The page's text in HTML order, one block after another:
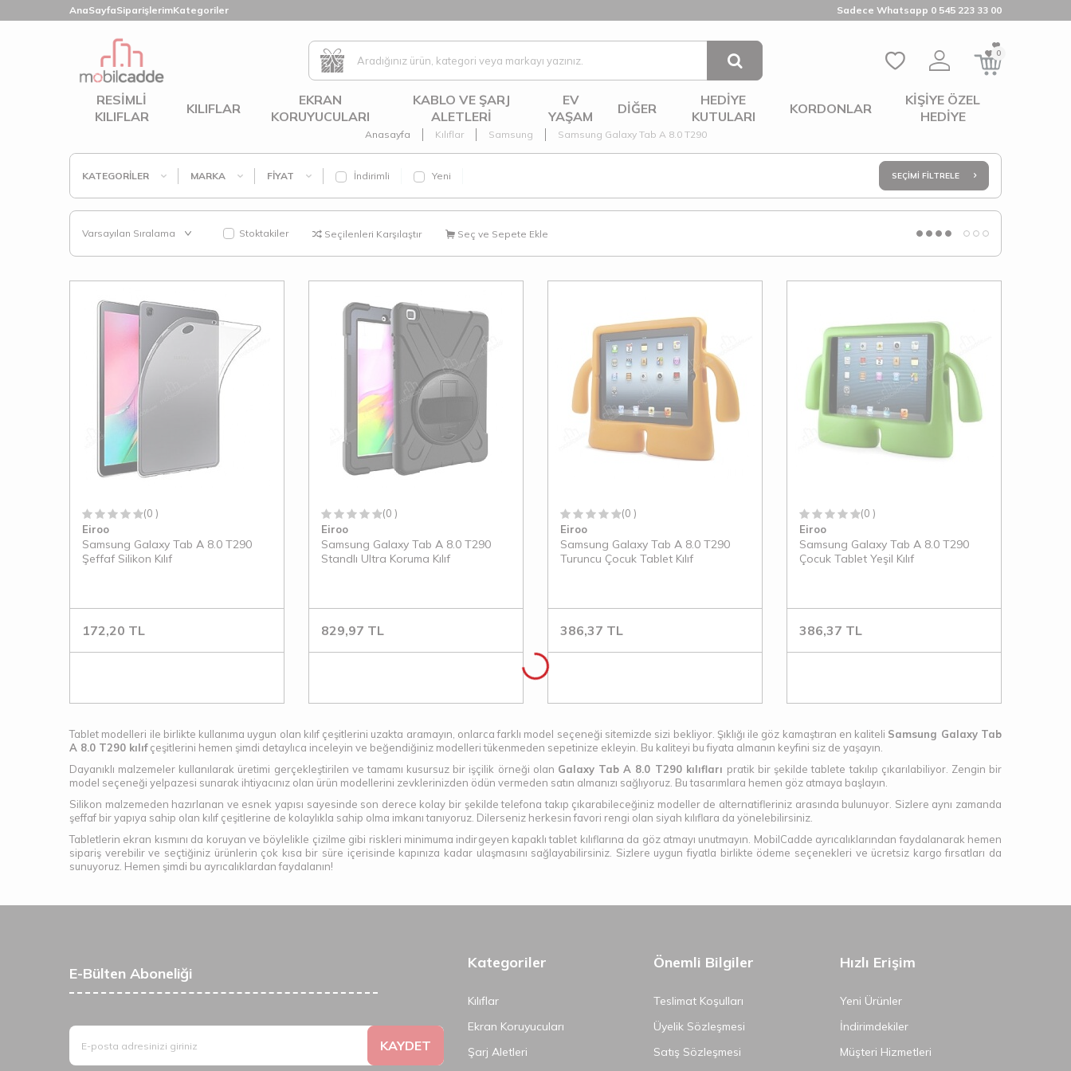
AnaSayfaSiparişlerimKategoriler Sadece Whatsapp 0 545 223 33 00
0
RESIMLI
KILIFLAR
KILIFLAR
EKRAN
KORUYUCULARI
KABLO VE ŞARJ
ALETLERI
EV
YAŞAM
DIĞER
HEDIYE
KUTULARI
KORDONLAR
KIŞIYE ÖZEL
HEDIYE
Anasayfa Kılıflar Samsung Samsung Galaxy Tab A 8.0 T290
KATEGORILER MARKA FIYAT İndirimli Yeni SEÇIMI FILTRELE
Stoktakiler Seçilenleri Karşılaştır Seç ve Sepete Ekle
(0 )
Eiroo
Samsung Galaxy Tab A 8.0 T290
Şeffaf Silikon Kılıf
172,20 TL
(0 )
Eiroo
Samsung Galaxy Tab A 8.0 T290
Standlı Ultra Koruma Kılıf
829,97 TL
(0 )
Eiroo
Samsung Galaxy Tab A 8.0 T290
Turuncu Çocuk Tablet Kılıf
386,37 TL
(0 )
Eiroo
Samsung Galaxy Tab A 8.0 T290
Çocuk Tablet Yeşil Kılıf
386,37 TL
Tablet modelleri ile birlikte kullanıma uygun olan kılıf çeşitlerini uzakta aramayın, onlarca farklı model seçeneği sitemizde sizi bekliyor. Şıklığı ile göz kamaştıran en kaliteli Samsung Galaxy Tab
A 8.0 T290 kılıfçeşitlerini hemen şimdi detaylıca inceleyin ve beğendiğiniz modelleri tükenmeden sepetinize ekleyin. Bu kaliteyi bu fiyata almanın keyfini siz de yaşayın.
Dayanıklı malzemeler kullanılarak üretimi gerçekleştirilen ve tamamı kusursuz bir işçilik örneği olan Galaxy Tab A 8.0 T290 kılıfları pratik bir şekilde tablete takılıp çıkarılabiliyor. Zengin bir
model seçeneği yelpazesi sunarak ihtiyacınız olan ürün modellerini zevklerinizden ödün vermeden satın almanızı sağlıyoruz. Bu tasarımlara hemen göz atmaya başlayın.
Silikon malzemeden hazırlanan ve esnek yapısı sayesinde son derece kolay bir şekilde telefona takıp çıkarabileceğiniz modeller de alternatifleriniz arasında bulunuyor. Sizlere aynı zamanda
şeffaf bir yapıya sahip olan kılıf çeşitlerine de kolaylıkla sahip olma imkanı tanıyoruz. Dilerseniz herkesin favori rengi olan siyah kılıflara da yönelebilirsiniz.
Tabletlerin ekran kısmını da koruyan ve böylelikle çizilme gibi riskleri minimuma indirgeyen kapaklı tablet kılıflarına da göz atmayı unutmayın. MobilCadde ayrıcalıklarından faydalanarak hemen
sipariş verebilir ve seçtiğiniz ürünlerin çok kısa bir süre içerisinde kapınıza kadar ulaşmasını sağlayabilirsiniz. Sizlere uygun fiyatla birlikte ödeme seçenekleri ve ücretsiz kargo fırsatları da
sunuyoruz. Hemen şimdi bu ayrıcalıklardan faydalanın!
E-Bülten Aboneliği
KAYDET
Kategoriler
Kılıflar
Ekran Koruyucuları
Şarj Aletleri
Önemli Bilgiler
Teslimat Koşulları
Üyelik Sözleşmesi
Satış Sözleşmesi
Hızlı Erişim
Yeni Ürünler
İndirimdekiler
Müşteri Hizmetleri